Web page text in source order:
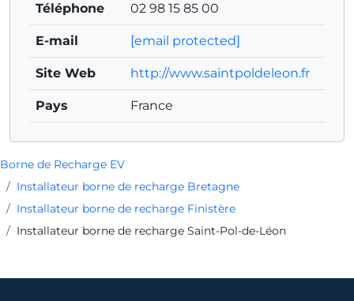
Borne de Recharge EV
Installateur borne de recharge Bretagne
Installateur borne de recharge Finistère
Installateur borne de recharge Saint-Pol-de-Léon
Téléphone 02 98 15 85 00
E-mail [email protected]
Site Web http://www.saintpoldeleon.fr
Pays France